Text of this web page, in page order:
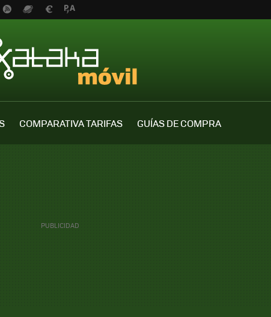
COMPARATIVA TARIFAS
GUÍAS DE COMPRA